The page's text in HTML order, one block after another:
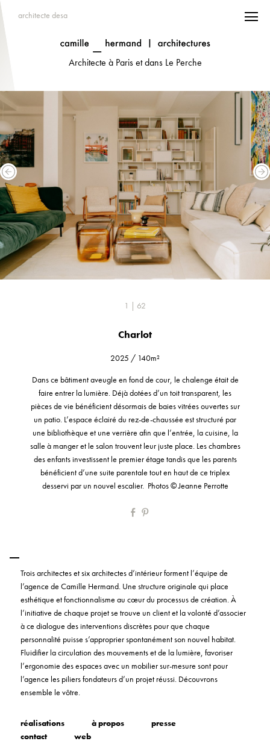
architecte desa
Architecte à Paris et dans Le Perche
1 | 62
Charlot
2025 / 140m²
Dans ce bâtiment aveugle en fond de cour, le chalenge était de
faire entrer la lumière. Déjà dotées d’un toit transparent, les
pièces de vie bénéficient désormais de baies vitrées ouvertes sur
un patio. L’espace éclairé du rez-de-chaussée est structuré par
une bibliothèque et une verrière afin que l’entrée, la cuisine, la
salle à manger et le salon trouvent leur juste place. Les chambres
des enfants investissent le premier étage tandis que les parents
bénéficient d’une suite parentale tout en haut de ce triplex
desservi par un nouvel escalier. Photos © Jeanne Perrotte
Trois architectes et six architectes d’intérieur forment l’équipe de
l’agence de Camille Hermand. Une structure originale qui place
esthétique et fonctionnalisme au cœur du processus de création. À
l’initiative de chaque projet se trouve un client et la volonté d’associer
à ce dialogue des interventions discrètes pour que chaque
personnalité puisse s’approprier spontanément son nouvel habitat.
Fluidifier la circulation des mouvements et de la lumière, favoriser
l’ergonomie des espaces avec un mobilier sur-mesure sont pour
l’agence les piliers fondateurs d’un projet réussi. Découvrons
ensemble le vôtre.
réalisations à propos
presse
contact
web